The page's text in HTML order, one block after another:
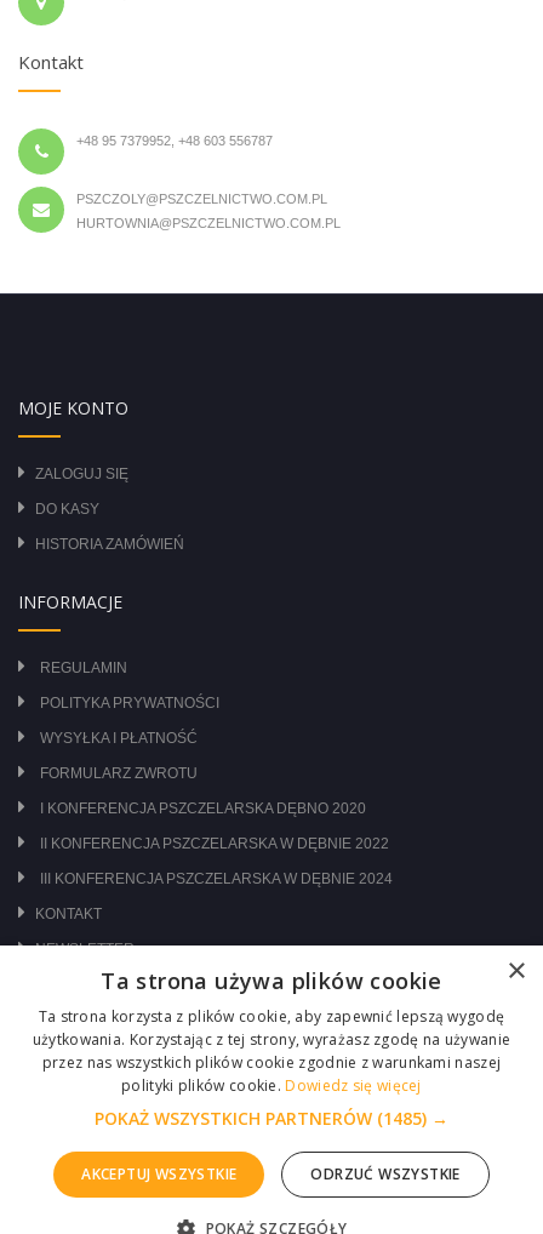
Kontakt
+48 95 7379952, +48 603 556787
PSZCZOLY@PSZCZELNICTWO.COM.PL
HURTOWNIA@PSZCZELNICTWO.COM.PL
MOJE KONTO
ZALOGUJ SIĘ
DO KASY
HISTORIA ZAMÓWIEŃ
INFORMACJE
REGULAMIN
POLITYKA PRYWATNOŚCI
WYSYŁKA I PŁATNOŚĆ
FORMULARZ ZWROTU
I KONFERENCJA PSZCZELARSKA DĘBNO 2020
II KONFERENCJA PSZCZELARSKA W DĘBNIE 2022
III KONFERENCJA PSZCZELARSKA W DĘBNIE 2024
KONTAKT
NEWSLETTER
ODWIEDŹ NAS NA:
×
Ta strona używa plików cookie
Ta strona korzysta z plików cookie, aby zapewnić lepszą wygodę
użytkowania. Korzystając z tej strony, wyrażasz zgodę na używanie
przez nas wszystkich plików cookie zgodnie z warunkami naszej
polityki plików cookie. Dowiedz się więcej
POKAŻ WSZYSTKICH PARTNERÓW (1485) →
AKCEPTUJ WSZYSTKIE ODRZUĆ WSZYSTKIE
POKAŻ SZCZEGÓŁY